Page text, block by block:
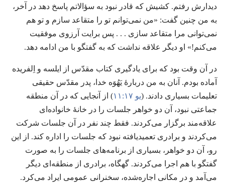
دیدارش رفتم.‏ کشیش که قادر نبود به سؤالاتم پاسخ دهد در آخر،‏
به من چنین گفت:‏ «من نمی‌توانم تو را متقاعد سازم و تو هم
نمی‌توانی مرا متقاعد سازی .‏ .‏ .‏ پس برایت آرزوی موفقیت
می‌کنم!‏» او دیگر علاقه نداشت که به گفتگو با من ادامه دهد.‏
در آن وقت بود که برای یادگیری کتاب مقدّس از ایلسه و اِلفریده
آماده بودم.‏ آنان به من دربارهٔ یَهُوَه خدا،‏ پدر مقدّس حقیقی
تعلیمات بسیاری دادند.‏ (‏یو ۱۷:‏۱۱
‏)‏ از آنجایی که در آن منطقه
جماعتی نبود،‏ آن دو خواهر جلسات را در خانهٔ خانواده‌ای
علاقه‌مند برگزار می‌کردند.‏ فقط چند نفر در آن جلسات شرکت
می‌کردند و برادری تعمیدیافته نبود که جلسات را اداره کند.‏ از این
رو،‏ آن دو خواهر،‏ بسیاری از برنامه‌های جلسات را به صورت
گفتگو با هم اجرا می‌کردند.‏ گهگاه،‏ برادری از منطقه‌ای دیگر
می‌آمد و در مکانی اجاره‌شده،‏ سخنرانی عمومی ایراد می‌کرد.‏